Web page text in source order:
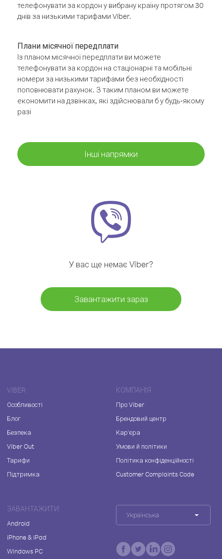
телефонувати за кордон у вибрану країну протягом 30
днів за низькими тарифами Viber.
Плани місячної передплати
Із планом місячної передплати ви можете
телефонувати за кордон на стаціонарні та мобільні
номери за низькими тарифами без необхідності
поповнювати рахунок. З таким планом ви можете
економити на дзвінках, які здійснювали б у будь-якому
разі
Інші напрямки
У вас ще немає Viber?
Завантажити зараз
VIBER
Особливості
Блог
Безпека
Viber Out
Тарифи
Підтримка
КОМПАНІЯ
Про Viber
Брендовий центр
Кар'єра
Умови й політики
Політика конфіденційності
Customer Complaints Code
ЗАВАНТАЖИТИ
Android
iPhone & iPad
Windows PC
Українська